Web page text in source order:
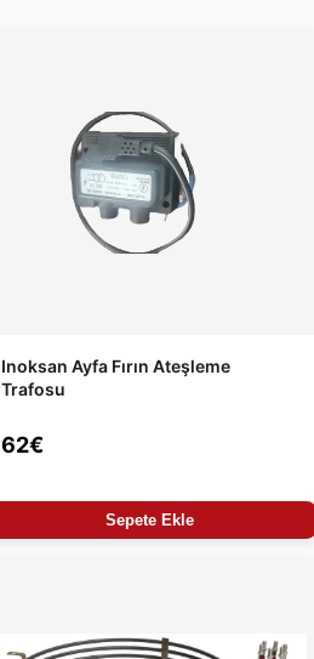
Inoksan Ayfa Fırın Ateşleme
Trafosu
62€
Sepete Ekle